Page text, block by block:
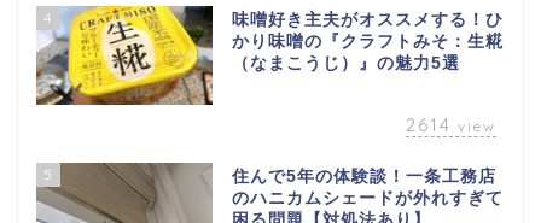
4
味噌好き主夫がオススメする！ひ
かり味噌の『クラフトみそ：生糀
（なまこうじ）』の魅力5選
2614 view
5
住んで5年の体験談！一条工務店
のハニカムシェードが外れすぎて